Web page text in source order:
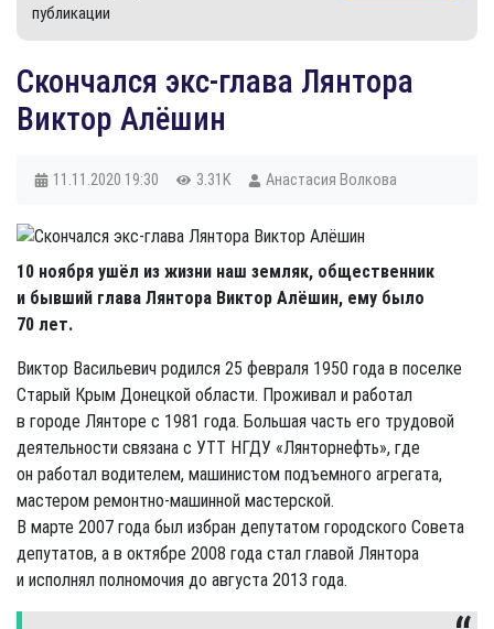
публикации
Скончался экс-глава Лянтора
Виктор Алёшин
11.11.2020 19:30 3.31K Анастасия Волкова
10 ноября ушёл из жизни наш земляк, общественник
и бывший глава Лянтора Виктор Алёшин, ему было
70 лет.
Виктор Васильевич родился 25 февраля 1950 года в поселке
Старый Крым Донецкой области. Проживал и работал
в городе Лянторе с 1981 года. Большая часть его трудовой
деятельности связана с УТТ НГДУ «Лянторнефть», где
он работал водителем, машинистом подъемного агрегата,
мастером ремонтно-машинной мастерской.
В марте 2007 года был избран депутатом городского Совета
депутатов, а в октябре 2008 года стал главой Лянтора
и исполнял полномочия до августа 2013 года.